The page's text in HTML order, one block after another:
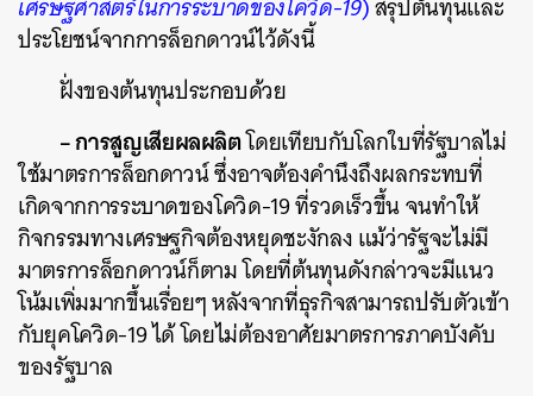
ประโยชน์จากการล็อกดาวน์ไว้ดังนี้
ฝั่งของต้นทุนประกอบด้วย
– การสูญเสียผลผลิตโดยเทียบกับโลกใบที่รัฐบาลไม่
ใช้มาตรการล็อกดาวน์ ซึ่งอาจต้องคำนึงถึงผลกระทบที่
เกิดจากการระบาดของโควิด-19 ที่รวดเร็วขึ้น จนทำให้
กิจกรรมทางเศรษฐกิจต้องหยุดชะงักลง แม้ว่ารัฐจะไม่มี
มาตรการล็อกดาวน์ก็ตาม โดยที่ต้นทุนดังกล่าวจะมีแนว
โน้มเพิ่มมากขึ้นเรื่อยๆ หลังจากที่ธุรกิจสามารถปรับตัวเข้า
กับยุคโควิด-19 ได้ โดยไม่ต้องอาศัยมาตรการภาคบังคับ
ของรัฐบาล
SHARE TWEET LINE EMAIL